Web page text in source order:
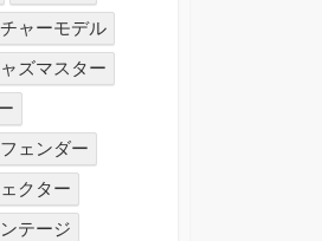
ャーモデル
ズマスター
フェンダー
クター
テージ